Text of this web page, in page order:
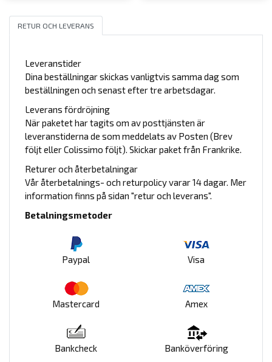
RETUR OCH LEVERANS
Leveranstider
Dina beställningar skickas vanligtvis samma dag som
beställningen och senast efter tre arbetsdagar.
Leverans fördröjning
När paketet har tagits om av posttjänsten är
leveranstiderna de som meddelats av Posten (Brev
följt eller Colissimo följt). Skickar paket från Frankrike.
Returer och återbetalningar
Vår återbetalnings- och returpolicy varar 14 dagar. Mer
information finns på sidan "retur och leverans".
Betalningsmetoder
Paypal Visa
Mastercard Amex
Bankcheck Banköverföring